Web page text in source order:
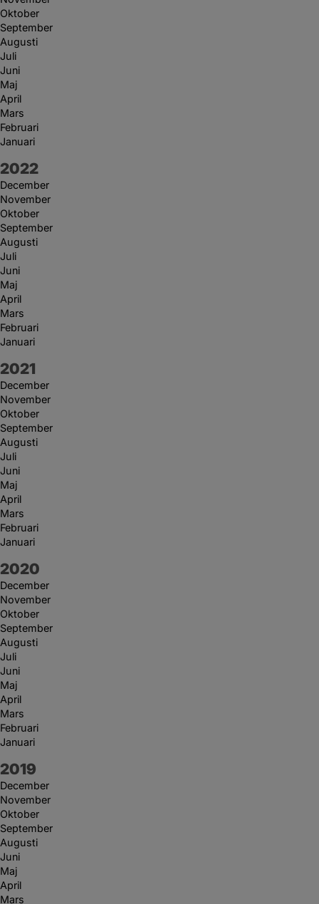
Oktober
September
Augusti
Juli
Juni
Maj
April
Mars
Februari
Januari
År:
2022
December
November
Oktober
September
Augusti
Juli
Juni
Maj
April
Mars
Februari
Januari
År:
2021
December
November
Oktober
September
Augusti
Juli
Juni
Maj
April
Mars
Februari
Januari
År:
2020
December
November
Oktober
September
Augusti
Juli
Juni
Maj
April
Mars
Februari
Januari
År:
2019
December
November
Oktober
September
Augusti
Juni
Maj
April
Mars